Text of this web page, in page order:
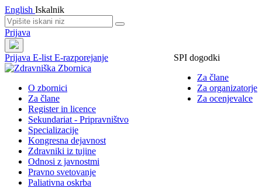
English Iskalnik
Prijava
Prijava
SPI dogodki
Za člane
Za organizatorje
Za ocenjevalce
E-list E-razporejanje
O zbornici
Za člane
Register in licence
Sekundariat - Pripravništvo
Specializacije
Kongresna dejavnost
Zdravniki iz tujine
Odnosi z javnostmi
Pravno svetovanje
Paliativna oskrba